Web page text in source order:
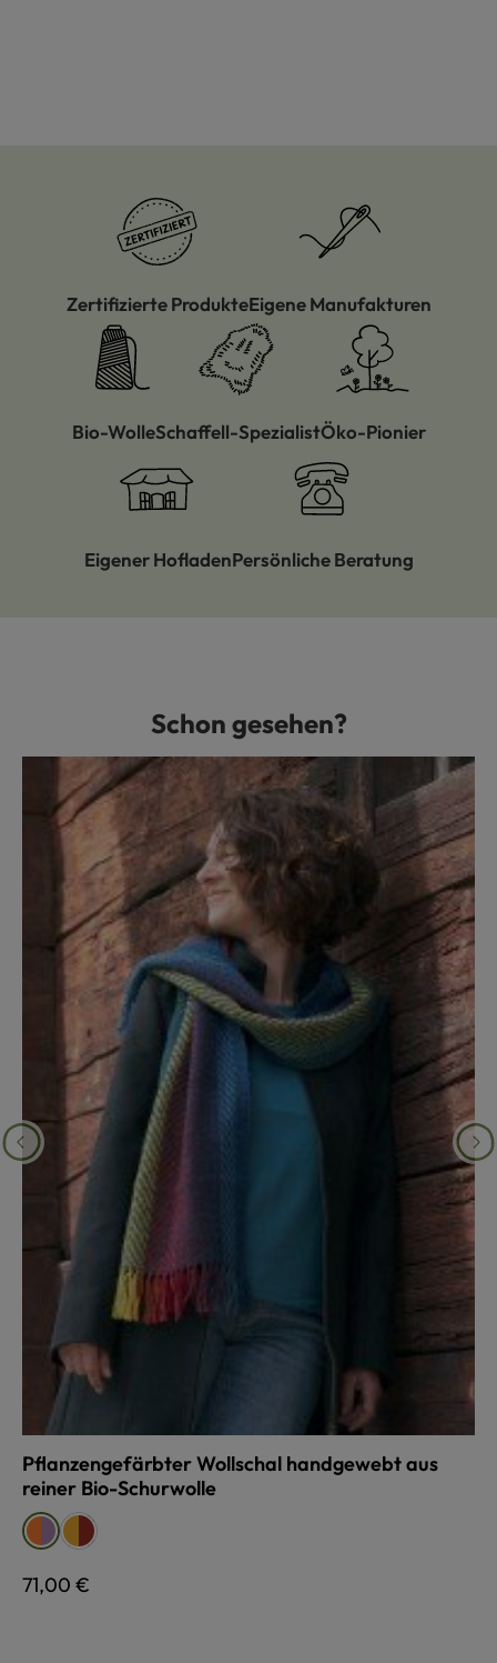
Zertifizierte ProdukteEigene Manufakturen
Bio-WolleSchaffell-SpezialistÖko-Pionier
Eigener HofladenPersönliche Beratung
Produktgalerie überspringenSchon gesehen?
Pflanzengefärbter Wollschal handgewebt aus
reiner Bio-Schurwolle
Farbe auswählen
regenbogen
regenbogen
herbstlaub
herbstlaub
Regulärer Preis:
71,00 €